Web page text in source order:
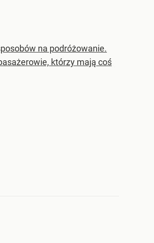
na podróżowanie.
którzy mają coś